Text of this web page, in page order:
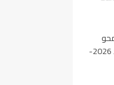
الأمية بالمساجد 2026-